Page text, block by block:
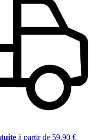
à partir de 59,90 €